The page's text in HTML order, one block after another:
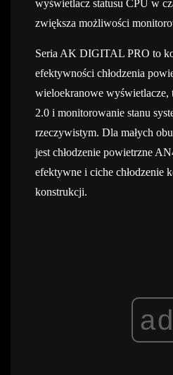
wyświetlacz statusu CPU w
zwiększa możliwości
Seria AK DIGITAL PRO to
efektywności chłodzenia
wieloekranowe wyświetlacze,
2.0 i monitorowanie stanu
rzeczywistym. Dla małych
jest chłodzenie powietrzne
efektywne i ciche chłodzenie
konstrukcji.
ad